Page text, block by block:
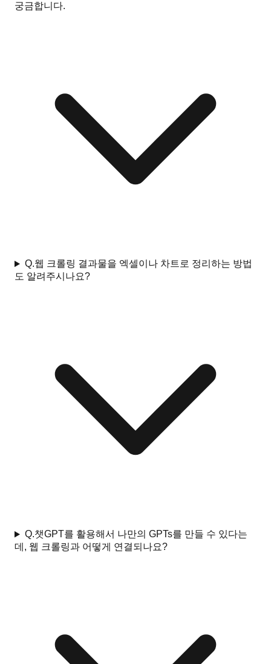
궁금합니다.
Q.웹 크롤링 결과물을 엑셀이나 차트로 정리하는 방법
도 알려주시나요?
Q.챗GPT를 활용해서 나만의 GPTs를 만들 수 있다는
데, 웹 크롤링과 어떻게 연결되나요?